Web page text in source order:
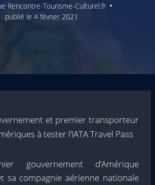
Rencontre-Tourisme-Culturel.fr
publié le 4 février 2021
et premier transporteur
à tester l’IATA Travel Pass
gouvernement d’Amérique
sa compagnie aérienne nationale